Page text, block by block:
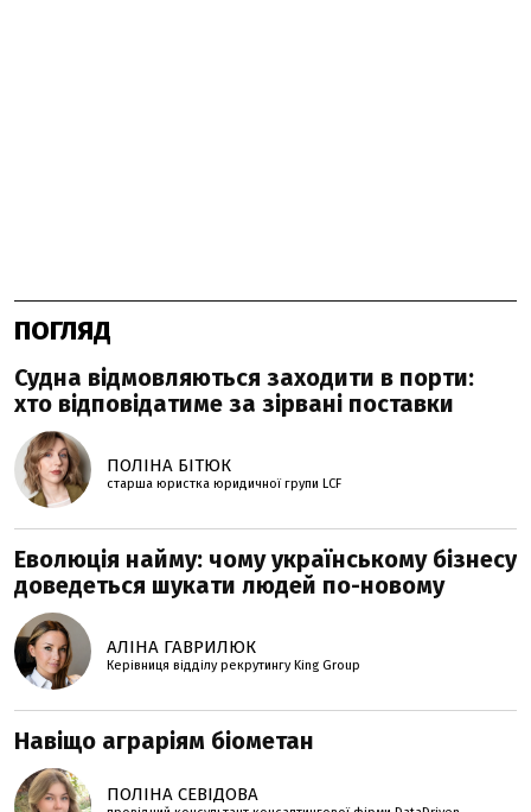
ПОГЛЯД
Судна відмовляються заходити в порти:
хто відповідатиме за зірвані поставки
ПОЛІНА БІТЮК
старша юристка юридичної групи LCF
Еволюція найму: чому українському бізнесу
доведеться шукати людей по-новому
АЛІНА ГАВРИЛЮК
Керівниця відділу рекрутингу King Group
Навіщо аграріям біометан
ПОЛІНА СЕВІДОВА